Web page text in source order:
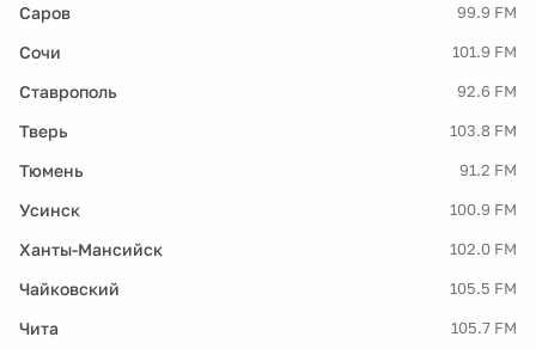
Саров 99.9 FM
Сочи 101.9 FM
Ставрополь 92.6 FM
Тверь 103.8 FM
Тюмень 91.2 FM
Усинск 100.9 FM
Ханты-Мансийск 102.0 FM
Чайковский 105.5 FM
Чита 105.7 FM